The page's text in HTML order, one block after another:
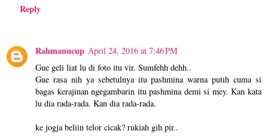
Reply
Rahmanucup April 24, 2016 at 7:46 PM
Gue geli liat lu di foto itu vir. Sumfehh dehh..
Gue rasa nih ya sebetulnya itu pashmina warna putih cuma si
bagas kerajinan ngegambarin itu pashmina demi si mey. Kan kata
lu dia rada-rada. Kan dia rada-rada.
ke jogja beliin telor cicak? rukiah gih pir..